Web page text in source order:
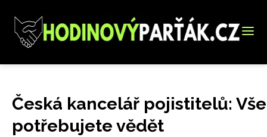
Česká kancelář pojistitelů:
potřebujete vědět